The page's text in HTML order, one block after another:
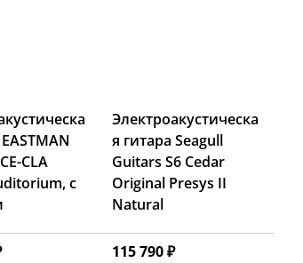
CLA
с
Электроакустическа
я гитара Seagull
Guitars S6 Cedar
Original Presys II
Natural
115 790 ₽